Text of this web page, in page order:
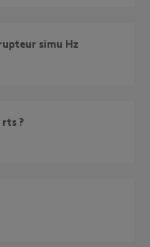
simu Hz
rts ?